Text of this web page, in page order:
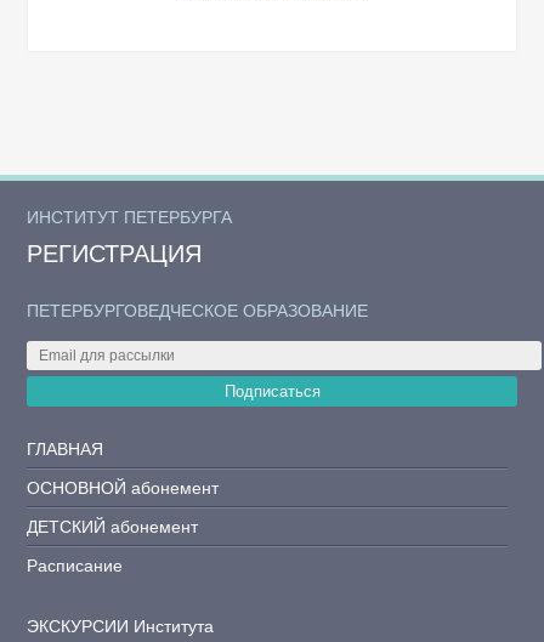
ИНСТИТУТ ПЕТЕРБУРГА
РЕГИСТРАЦИЯ
ГЛАВНАЯ
ОСНОВНОЙ абонемент
ДЕТСКИЙ абонемент
Расписание
ЭКСКУРСИИ Института
ПЕТЕРБУРГОВЕДЧЕСКОЕ ОБРАЗОВАНИЕ
Подписаться